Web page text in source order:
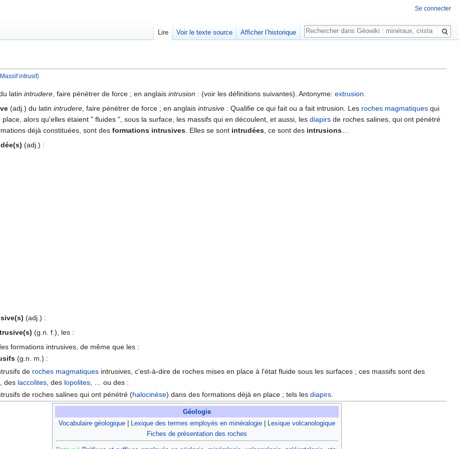
Massif intrusif)
latin intrudere , faire pénétrer de force ; en anglais intrusion : (voir les définitions suivantes). Antonyme: extrusion
(adj.) du latin intrudere , faire pénétrer de force ; en anglais intrusive : Qualifie ce qui fait ou a fait intrusion. Les roches magmatiques qui
place, alors qu'elles étaient " fluides ", sous la surface, les massifs qui en découlent, et aussi, les diapirs de roches salines, qui ont pénétré
déjà constituées, sont des formations intrusives . Elles se sont intrudées , ce sont des intrusions
(adj.) :
(adj.) :
(g.n. f.), les :
formations intrusives, de même que les :
(g.n. m.) :
de roches magmatiquesintrusives, c'est-à-dire de roches mises en place à l'état fluide sous les surfaces ; ces massifs sont des
, des laccolites, des lopolites, … ou des :
de roches salines qui ont pénétré (halocinèse) dans des formations déjà en place ; tels les diapirs.
Géologie
Vocabulaire géologique
Lexique des termes employés en minéralogie
Lexique volcanologique
Fiches de présentation des roches
Se connecter
Lire Voir le texte source Afficher l’historique
Rechercher